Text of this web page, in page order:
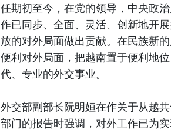
任期初至今，在党的领导，中央政
作已同步、全面、灵活、创新地开
放的对外局面做出贡献。在民族新
便利对外局面，把越南置于便利地
代、专业的外交事业。
外交部副部长阮明姮在作关于从越
部门的报告时强调，对外工作已为